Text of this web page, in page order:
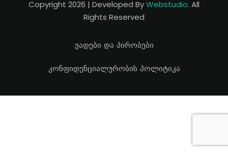
Copyright 2026 | Developed ByWebstudio. All
Rights Reserved
ვადები და პირობები
კონფიდენციალურობის პოლიტიკა